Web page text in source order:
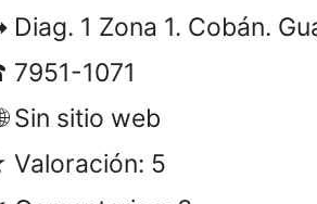
Diag. 1 Zona 1. Cobán.
7951-1071
Sin sitio web
Valoración: 5